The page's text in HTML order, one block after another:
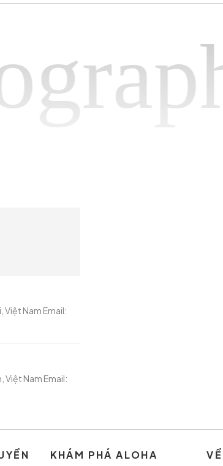
Việt Nam Email:
Việt Nam Email:
KHÁM PHÁ ALOHA